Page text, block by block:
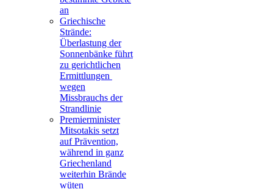
an
Griechische
Strände:
Überlastung der
Sonnenbänke führt
zu gerichtlichen
Ermittlungen
wegen
Missbrauchs der
Strandlinie
Premierminister
Mitsotakis setzt
auf Prävention,
während in ganz
Griechenland
weiterhin Brände
wüten